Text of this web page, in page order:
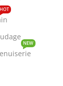
HOT
NEW